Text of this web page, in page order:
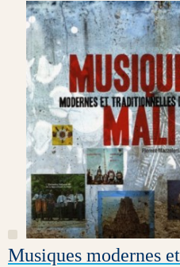
Musiques modernes